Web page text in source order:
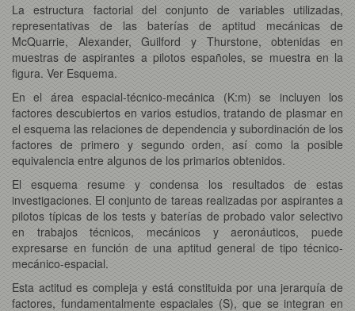
La estructura factorial del conjunto de variables utilizadas,
representativas de las baterías de aptitud mecánicas de
McQuarrie, Alexander, Guilford y Thurstone, obtenidas en
muestras de aspirantes a pilotos españoles, se muestra en la
figura. Ver Esquema.
En el área espacial-técnico-mecánica (K:m) se incluyen los
factores descubiertos en varios estudios, tratando de plasmar en
el esquema las relaciones de dependencia y subordinación de los
factores de primero y segundo orden, así como la posible
equivalencia entre algunos de los primarios obtenidos.
El esquema resume y condensa los resultados de estas
investigaciones. El conjunto de tareas realizadas por aspirantes a
pilotos típicas de los tests y baterías de probado valor selectivo
en trabajos técnicos, mecánicos y aeronáuticos, puede
expresarse en función de una aptitud general de tipo técnico-
mecánico-espacial.
Esta actitud es compleja y está constituida por una jerarquía de
factores, fundamentalmente espaciales (S), que se integran en